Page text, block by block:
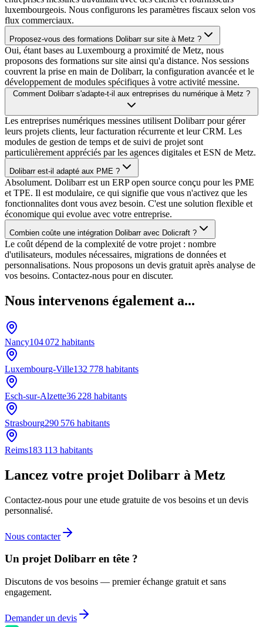
luxembourgeois. Nous configurons les paramètres fiscaux selon vos
flux commerciaux.
Proposez-vous des formations Dolibarr sur site à Metz ?
Oui, étant bases au Luxembourg a proximité de Metz, nous
proposons des formations sur site ainsi qu'a distance. Nos sessions
couvrent la prise en main de Dolibarr, la configuration avancée et le
développement de modules spécifiques à votre activité messine.
Comment Dolibarr s'adapte-t-il aux entreprises du numérique à Metz ?
Les entreprises numériques messines utilisent Dolibarr pour gérer
leurs projets clients, leur facturation récurrente et leur CRM. Les
modules de gestion de temps et de suivi de projet sont
particulièrement appréciés par les agences digitales et ESN de Metz.
Dolibarr est-il adapté aux PME ?
Absolument. Dolibarr est un ERP open source conçu pour les PME
et TPE. Il est modulaire, ce qui signifie que vous n'activez que les
fonctionnalites dont vous avez besoin. C'est une solution flexible et
économique qui evolue avec votre entreprise.
Combien coûte une intégration Dolibarr avec Dolicraft ?
Le coût dépend de la complexité de votre projet : nombre
d'utilisateurs, modules nécessaires, migrations de données et
personnalisations. Nous proposons un devis gratuit après analyse de
vos besoins. Contactez-nous pour en discuter.
Nous intervenons également a...
Nancy104 072 habitants
Luxembourg-Ville132 778 habitants
Esch-sur-Alzette36 228 habitants
Strasbourg290 576 habitants
Reims183 113 habitants
Lancez votre projet Dolibarr à Metz
Contactez-nous pour une etude gratuite de vos besoins et un devis
personnalisé.
Nous contacter
Un projet Dolibarr en tête ?
Discutons de vos besoins — premier échange gratuit et sans
engagement.
Demander un devis